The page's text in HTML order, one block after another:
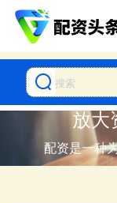
放大
配资是一种